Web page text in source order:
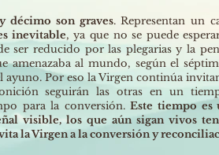
décimo son graves. Representan un
inevitable, ya que no se puede
ser reducido por las plegarias y la
amenazaba al mundo, según el
ayuno. Por eso la Virgen continúa
seguirán las otras en un
para la conversión.Este tiempo es
visible, los que aún sigan vivos
la Virgen a la conversión y